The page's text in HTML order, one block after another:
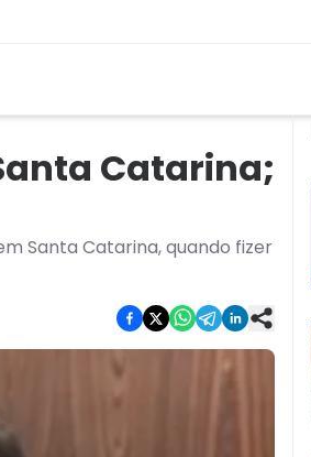
Catarina;
Santa Catarina, quando fizer